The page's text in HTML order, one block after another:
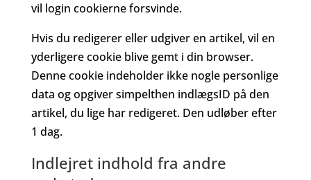
vil login cookierne forsvinde.
Hvis du redigerer eller udgiver en artikel, vil en
yderligere cookie blive gemt i din browser.
Denne cookie indeholder ikke nogle personlige
data og opgiver simpelthen indlægsID på den
artikel, du lige har redigeret. Den udløber efter
1 dag.
Indlejret indhold fra andre